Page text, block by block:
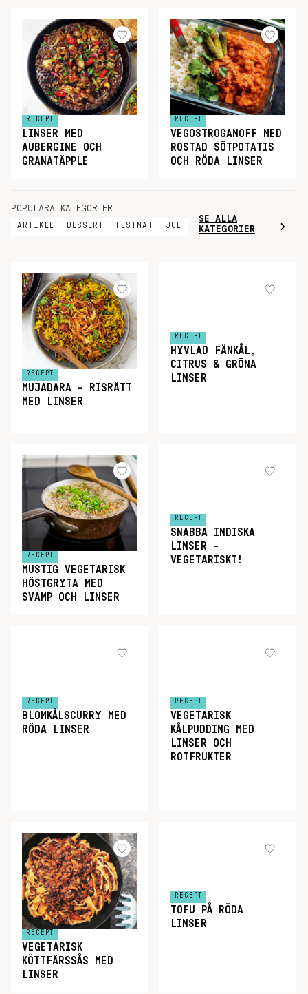
RECEPT
LINSER MED
AUBERGINE OCH
GRANATÄPPLE
RECEPT
VEGOSTROGANOFF MED
ROSTAD SÖTPOTATIS
OCH RÖDA LINSER
POPULÄRA KATEGORIER
ARTIKEL DESSERT FESTMAT JUL
SE ALLA
KATEGORIER
RECEPT
MUJADARA – RISRÄTT
MED LINSER
RECEPT
HYVLAD FÄNKÅL,
CITRUS & GRÖNA
LINSER
RECEPT
MUSTIG VEGETARISK
HÖSTGRYTA MED
SVAMP OCH LINSER
RECEPT
SNABBA INDISKA
LINSER –
VEGETARISKT!
RECEPT
BLOMKÅLSCURRY MED
RÖDA LINSER
RECEPT
VEGETARISK
KÅLPUDDING MED
LINSER OCH
ROTFRUKTER
RECEPT
VEGETARISK
KÖTTFÄRSSÅS MED
LINSER
RECEPT
TOFU PÅ RÖDA
LINSER